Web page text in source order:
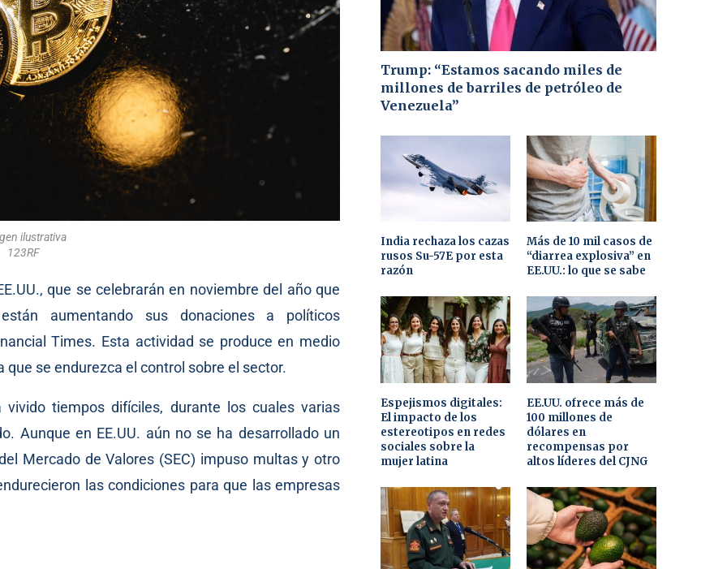
ilustrativa
123RF
que se celebrarán en noviembre del año que
aumentando sus donaciones a políticos
Times. Esta actividad se produce en medio
se endurezca el control sobre el sector.
tiempos difíciles, durante los cuales varias
Aunque en EE.UU. aún no se ha desarrollado un
Mercado de Valores (SEC) impuso multas y otro
las condiciones para que las empresas
Trump: “Estamos sacando miles de
millones de barriles de petróleo de
Venezuela”
India rechaza los cazas
rusos Su-57E por esta
razón
Más de 10 mil casos de
“diarrea explosiva” en
EE.UU.: lo que se sabe
Espejismos digitales:
El impacto de los
estereotipos en redes
sociales sobre la
mujer latina
EE.UU. ofrece más de
100 millones de
dólares en
recompensas por
altos líderes del CJNG